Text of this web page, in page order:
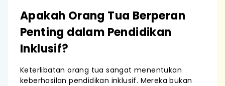
Apakah Orang Tua Berperan
Penting dalam Pendidikan
Inklusif?
Keterlibatan orang tua sangat menentukan
keberhasilan pendidikan inklusif. Mereka bukan